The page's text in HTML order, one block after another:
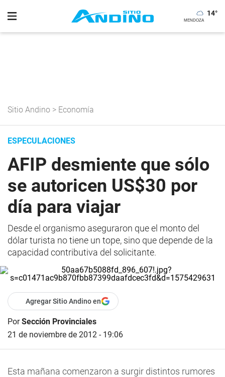
14°
Sitio Andino > Economía
ESPECULACIONES
AFIP desmiente que sólo
se autoricen US$30 por
día para viajar
Desde el organismo aseguraron que el monto del
dólar turista no tiene un tope, sino que depende de la
capacidad contributiva del solicitante.
Agregar Sitio Andino en
PorSección Provinciales
21 de noviembre de 2012 - 19:06
Esta mañana comenzaron a surgir distintos rumores